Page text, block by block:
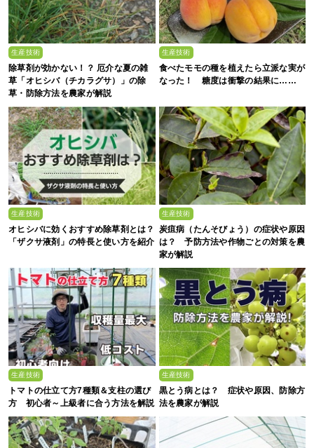
生産技術
除草剤が効かない！？ 厄介な夏の雑
草「オヒシバ（チカラグサ）」の除
草・防除方法を農家が解説
生産技術
食べたモモの種を植えたら立派な実が
なった！ 糖度は衝撃の結果に……
生産技術
オヒシバに効くおすすめ除草剤とは？
「ザクサ液剤」の特長と使い方を紹介
生産技術
炭疽病（たんそびょう）の症状や原因
は？ 予防方法や作物ごとの対策を農
家が解説
生産技術
トマトの仕立て方7種類＆支柱の選び
方 初心者～上級者に合う方法を解説
生産技術
黒とう病とは？ 症状や原因、防除方
法を農家が解説